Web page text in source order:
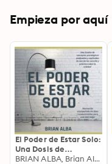
Empieza por aquí
El Poder de Estar Solo:
Una Dosis de
Motivación
BRIAN ALBA, Brian Alba